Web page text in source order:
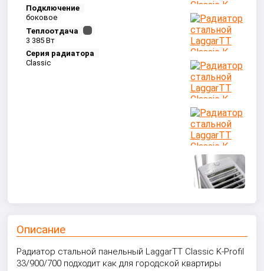
Подключение
боковое
Теплоотдача
3 385 Вт
Серия радиатора
Classic
Описание
Радиатор стальной панельный LaggarTT Classic K-Profil
33/900/700 подходит как для городской квартиры